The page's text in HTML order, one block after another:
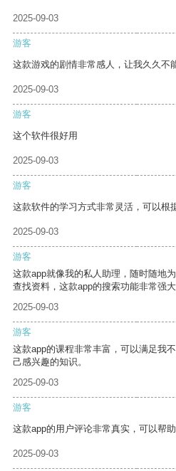
2025-09-03
游客
这款游戏的剧情非常感人，让我久久不
2025-09-03
游客
这个软件很好用
2025-09-03
游客
这款软件的学习方式非常灵活，可以根
2025-09-03
游客
这款app就像我的私人助理，随时随地
查找资料，这款app的搜索功能非常强
2025-09-03
游客
这款app的课程非常丰富，可以满足我
己感兴趣的知识。
2025-09-03
游客
这款app的用户评论非常真实，可以帮
2025-09-03